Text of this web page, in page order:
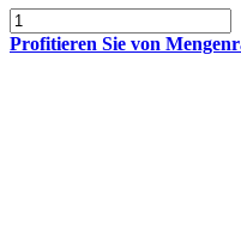
Profitieren Sie von